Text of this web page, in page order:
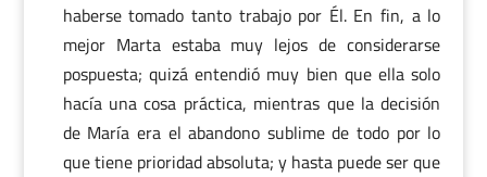
haberse tomado tanto trabajo por Él. En fin, a lo
mejor Marta estaba muy lejos de considerarse
pospuesta; quizá entendió muy bien que ella solo
hacía una cosa práctica, mientras que la decisión
de María era el abandono sublime de todo por lo
que tiene prioridad absoluta; y hasta puede ser que